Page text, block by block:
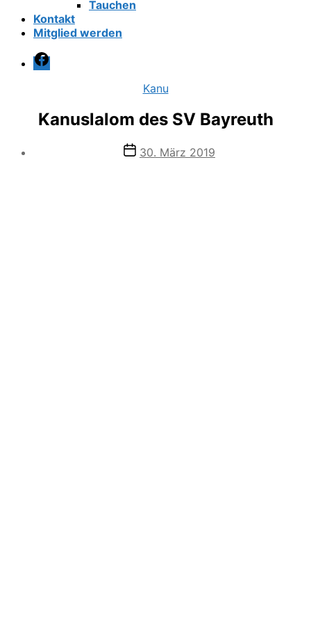
Tauchen
Kontakt
Mitglied werden
Facebook
Kategorien
Kanu
Kanuslalom des SV Bayreuth
Veröffentlichungsdatum
30. März 2019